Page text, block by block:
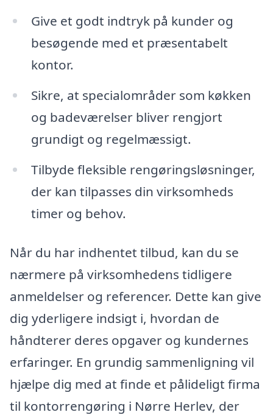
Give et godt indtryk på kunder og
besøgende med et præsentabelt
kontor.
Sikre, at specialområder som køkken
og badeværelser bliver rengjort
grundigt og regelmæssigt.
Tilbyde fleksible rengøringsløsninger,
der kan tilpasses din virksomheds
timer og behov.
Når du har indhentet tilbud, kan du se
nærmere på virksomhedens tidligere
anmeldelser og referencer. Dette kan give
dig yderligere indsigt i, hvordan de
håndterer deres opgaver og kundernes
erfaringer. En grundig sammenligning vil
hjælpe dig med at finde et pålideligt firma
til kontorrengøring i Nørre Herlev, der